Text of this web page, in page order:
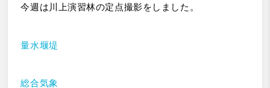
今週は川上演習林の定点撮影をしました 。
量水堰堤
総合気象